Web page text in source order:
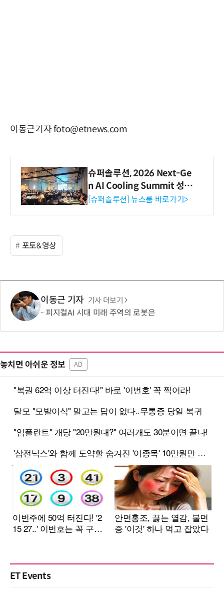
이동근기자 foto@etnews.com
슈퍼솔루션, 2026 Next-Ge
n AI Cooling Summit 성황
리 성료
[슈퍼솔루션] 뉴스룸 바로가기>
포토&영상
이동근 기자 기사 더보기
피지컬AI 시대 미래 주역의 로봇은
놓치면 아쉬운 정보 AD
ET Events